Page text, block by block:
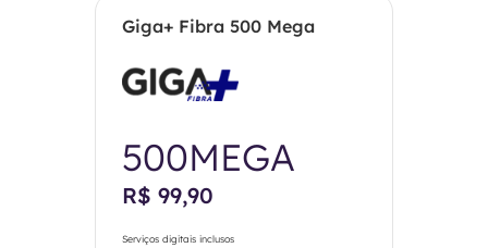
Giga+ Fibra 500 Mega
500MEGA
R$ 99,90
Serviços digitais inclusos